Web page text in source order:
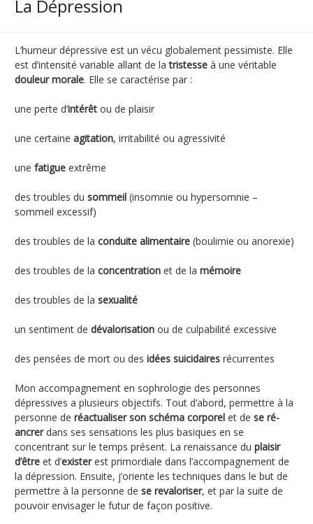
La Dépression
L’humeur dépressive est un vécu globalement pessimiste. Elle
est d’intensité variable allant de latristesse à une véritable
douleur morale. Elle se caractérise par :
une perte d’intérêt ou de plaisir
une certaine agitation, irritabilité ou agressivité
une fatigue extrême
des troubles du sommeil (insomnie ou hypersomnie –
sommeil excessif)
des troubles de la conduite alimentaire (boulimie ou anorexie)
des troubles de la concentration et de la mémoire
des troubles de la sexualité
un sentiment de dévalorisation ou de culpabilité excessive
des pensées de mort ou des idées suicidaires récurrentes
Mon accompagnement en sophrologie des personnes
dépressives a plusieurs objectifs. Tout d’abord, permettre à la
personne de réactualiser son schéma corporel et de se ré-
ancrerdans ses sensations les plus basiques en se
concentrant sur le temps présent. La renaissance du plaisir
d’être et d’existerest primordiale dans l’accompagnement de
la dépression. Ensuite, j’oriente les techniques dans le but de
permettre à la personne de se revaloriser, et par la suite de
pouvoir envisager le futur de façon positive.